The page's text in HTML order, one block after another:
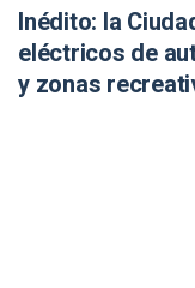
Inédito: la
eléctricos de
y zonas